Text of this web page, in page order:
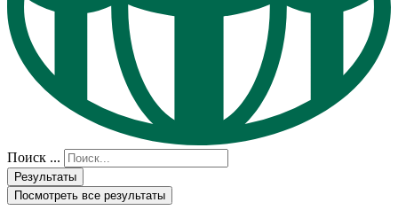
Поиск ...
Результаты
Посмотреть все результаты